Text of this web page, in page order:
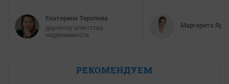
Екатерина Торопова
директор агентства
недвижимости
Маргарита
РЕКОМЕНДУЕМ